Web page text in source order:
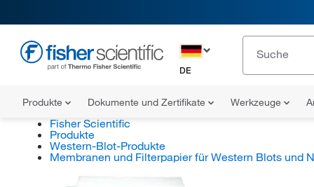
DE
Produkte Dokumente und Zertifikate Werkzeuge
Fisher Scientific
Produkte
Western-Blot-Produkte
Membranen und Filterpapier für Western Blots und